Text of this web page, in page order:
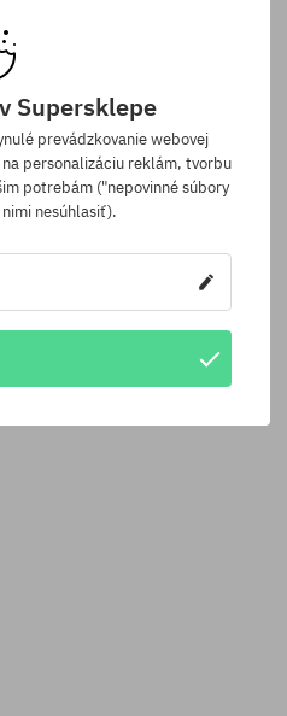
Supersklepe
prevádzkovanie webovej
personalizáciu reklám, tvorbu
potrebám ("nepovinné súbory
nesúhlasiť).